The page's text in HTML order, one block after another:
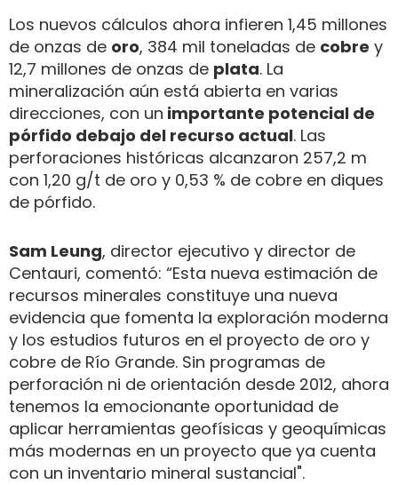
Los nuevos cálculos ahora infieren 1,45 millones
de onzas de oro, 384 mil toneladas de cobre y
12,7 millones de onzas de plata. La
mineralización aún está abierta en varias
direcciones, con un importante potencial de
pórfido debajo del recurso actual. Las
perforaciones históricas alcanzaron 257,2 m
con 1,20 g/t de oro y 0,53 % de cobre en diques
de pórfido.
Sam Leung, director ejecutivo y director de
Centauri, comentó: “Esta nueva estimación de
recursos minerales constituye una nueva
evidencia que fomenta la exploración moderna
y los estudios futuros en el proyecto de oro y
cobre de Río Grande. Sin programas de
perforación ni de orientación desde 2012, ahora
tenemos la emocionante oportunidad de
aplicar herramientas geofísicas y geoquímicas
más modernas en un proyecto que ya cuenta
con un inventario mineral sustancial".